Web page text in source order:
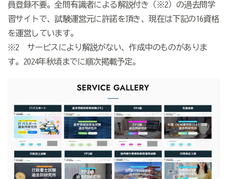
員登録不要。全問有識者による解説付き（※2）の過去問学
習サイトで、試験運営元に許諾を頂き、現在は下記の16資格
を運営しています。
※2 サービスにより解説がない、作成中のものがありま
す。2024年秋頃までに順次掲載予定。